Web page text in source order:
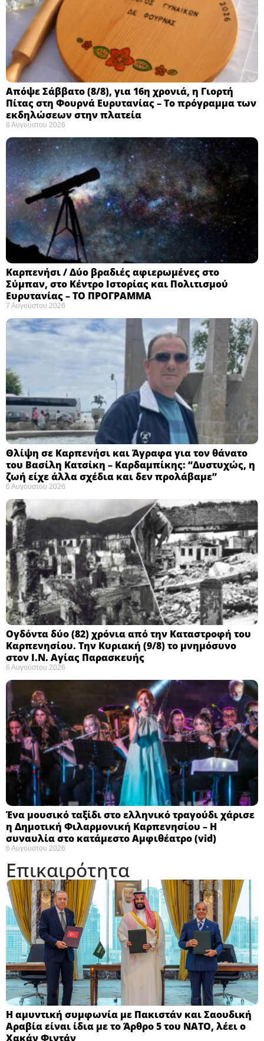
Απόψε Σάββατο (8/8), για 16η χρονιά, η Γιορτή
Πίτας στη Φουρνά Ευρυτανίας – Το πρόγραμμα των
εκδηλώσεων στην πλατεία
8 Αυγούστου 2026
Καρπενήσι / Δύο βραδιές αφιερωμένες στο
Σύμπαν, στο Κέντρο Ιστορίας και Πολιτισμού
Ευρυτανίας – ΤΟ ΠΡΟΓΡΑΜΜΑ
7 Αυγούστου 2026
Θλίψη σε Καρπενήσι και Άγραφα για τον θάνατο
του Βασίλη Κατσίκη – Καρδαμπίκης: “Δυστυχώς, η
ζωή είχε άλλα σχέδια και δεν προλάβαμε”
6 Αυγούστου 2026
Ογδόντα δύο (82) χρόνια από την Καταστροφή του
Καρπενησίου. Την Κυριακή (9/8) το μνημόσυνο
στον Ι.Ν. Αγίας Παρασκευής
6 Αυγούστου 2026
Ένα μουσικό ταξίδι στο ελληνικό τραγούδι χάρισε
η Δημοτική Φιλαρμονική Καρπενησίου – Η
συναυλία στο κατάμεστο Αμφιθέατρο (vid)
6 Αυγούστου 2026
Επικαιρότητα
Η αμυντική συμφωνία με Πακιστάν και Σαουδική
Αραβία είναι ίδια με το Άρθρο 5 του ΝΑΤΟ, λέει ο
Χακάν Φιντάν ​